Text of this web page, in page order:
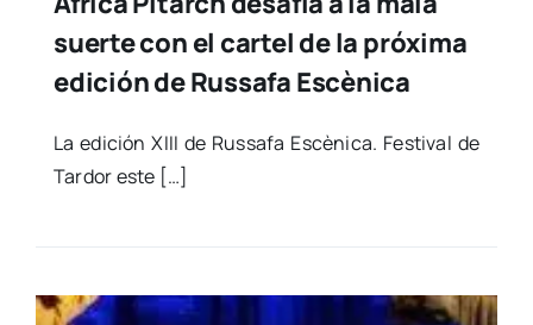
suerte con el cartel de la próxima
edición de Russafa Escènica
La edi­ción XIII de Rus­sa­fa Escè­ni­ca. Fes­ti­val de
Tar­dor este […]